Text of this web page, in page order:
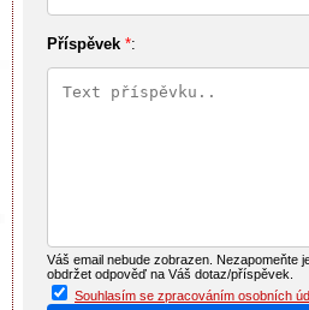
Příspěvek *:
Váš email nebude zobrazen. Nezapomeňte
obdržet odpověď na Váš dotaz/příspěvek.
Souhlasím se zpracováním osobních